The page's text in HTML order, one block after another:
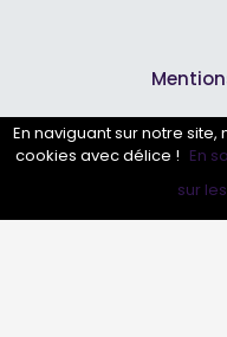
Annuaire Pro
En naviguant sur notre
cookies avec délice ! En
sur